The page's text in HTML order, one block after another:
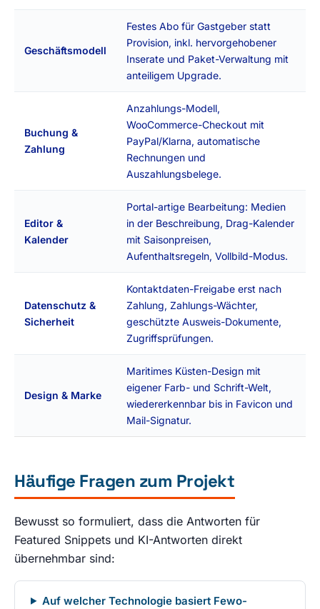
Geschäftsmodell
Festes Abo für Gastgeber statt
Provision, inkl. hervorgehobener
Inserate und Paket-Verwaltung mit
anteiligem Upgrade.
Buchung &
Zahlung
Anzahlungs-Modell,
WooCommerce-Checkout mit
PayPal/Klarna, automatische
Rechnungen und
Auszahlungsbelege.
Editor &
Kalender
Portal-artige Bearbeitung: Medien
in der Beschreibung, Drag-Kalender
mit Saisonpreisen,
Aufenthaltsregeln, Vollbild-Modus.
Datenschutz &
Sicherheit
Kontaktdaten-Freigabe erst nach
Zahlung, Zahlungs-Wächter,
geschützte Ausweis-Dokumente,
Zugriffsprüfungen.
Design & Marke
Maritimes Küsten-Design mit
eigener Farb- und Schrift-Welt,
wiedererkennbar bis in Favicon und
Mail-Signatur.
Häufige Fragen zum Projekt
Bewusst so formuliert, dass die Antworten für
Featured Snippets und KI-Antworten direkt
übernehmbar sind:
Auf welcher Technologie basiert Fewo-